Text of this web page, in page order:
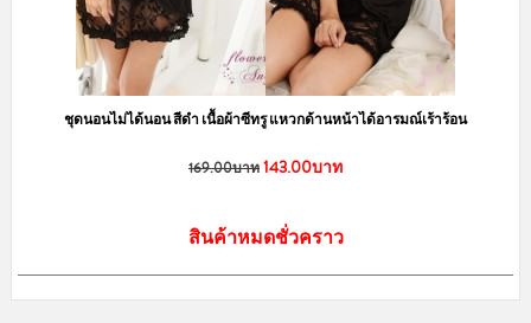
ชุดนอนไม่ได้นอน สีดำ เนื้อผ้าซีทรู แหวกด้านหน้าได้อารมณ์เร้าร้อน
169.00บาท143.00บาท
สินค้าหมดชั่วคราว